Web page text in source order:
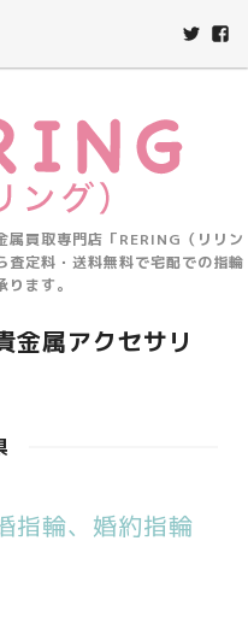
属買取専門店「RERING（リリン
査定料・送料無料で宅配での指輪
ます。
金属アクセサリ
指輪、婚約指輪